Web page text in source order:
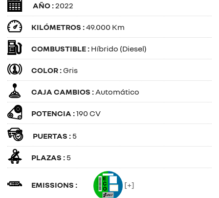
AÑO :2022
KILÓMETROS :49.000 Km
COMBUSTIBLE : Híbrido (Diesel)
COLOR :Gris
CAJA CAMBIOS :Automático
POTENCIA :190 CV
PUERTAS : 5
PLAZAS : 5
EMISSIONS : [+]